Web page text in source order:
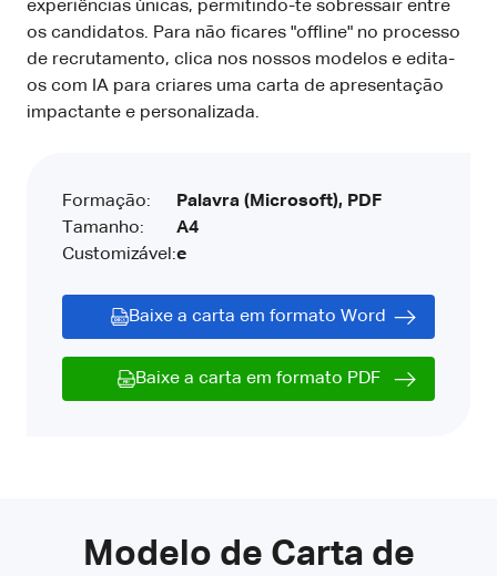
experiências únicas, permitindo-te sobressair entre
os candidatos. Para não ficares "offline" no processo
de recrutamento, clica nos nossos modelos e edita-
os com IA para criares uma carta de apresentação
impactante e personalizada.
Formação:
Tamanho:
Customizável:
Palavra (Microsoft), PDF
A4
e
Baixe a carta em formato Word
Baixe a carta em formato PDF
Modelo de Carta de